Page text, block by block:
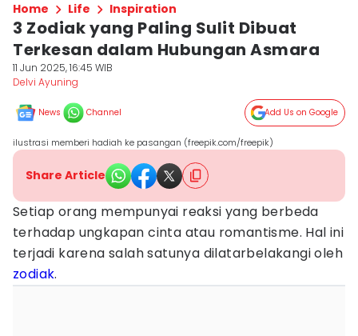
Home Life Inspiration
3 Zodiak yang Paling Sulit Dibuat
Terkesan dalam Hubungan Asmara
11 Jun 2025, 16:45 WIB
Delvi Ayuning
News Channel Add Us on Google
ilustrasi memberi hadiah ke pasangan (freepik.com/freepik)
Share Article
Setiap orang mempunyai reaksi yang berbeda
terhadap ungkapan cinta atau romantisme. Hal ini
terjadi karena salah satunya dilatarbelakangi oleh
zodiak.